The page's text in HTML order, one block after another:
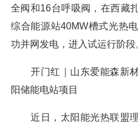
全阀和16台呼吸阀，在西藏
综合能源站40MW槽式光热
功并网发电，进入试运行阶段
开门红｜山东爱能森新材
阳储能电站项目
近日，太阳能光热联盟